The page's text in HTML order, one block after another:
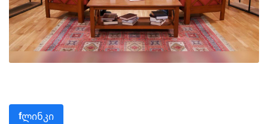
fლინკი